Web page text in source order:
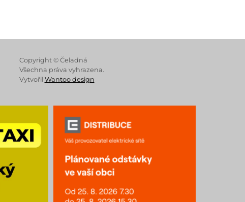
App Store
Copyright © Čeladná
Všechna práva vyhrazena.
Vytvořil Wantoo design